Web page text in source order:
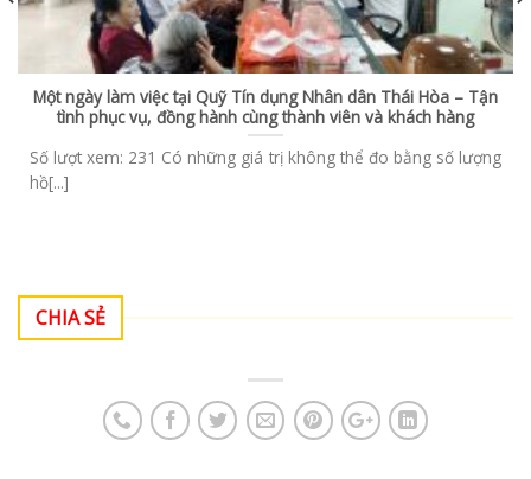
Một ngày làm việc tại Quỹ Tín dụng Nhân dân Thái Hòa – Tận
tình phục vụ, đồng hành cùng thành viên và khách hàng
Số lượt xem: 231 Có những giá trị không thể đo bằng số lượng
hồ[...]
CHIA SẺ